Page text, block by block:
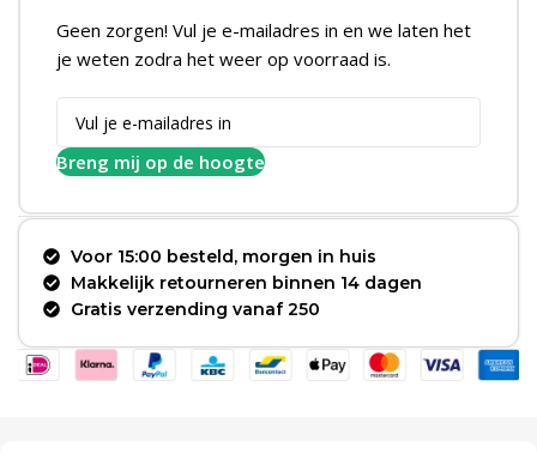
Geen zorgen! Vul je e-mailadres in en we laten het
je weten zodra het weer op voorraad is.
Breng mij op de hoogte
Voor 15:00 besteld, morgen in huis
Makkelijk retourneren binnen 14 dagen
Gratis verzending vanaf 250